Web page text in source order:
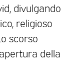
divulgando
religioso
scorso
della